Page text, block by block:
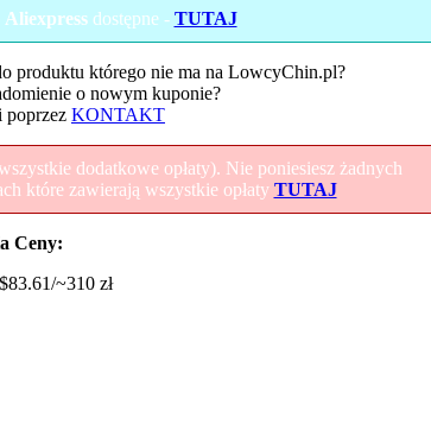
Aliexpressdostępne - TUTAJ
produktu którego nie ma na LowcyChin.pl?
o nowym kuponie?
poprzez KONTAKT
dodatkowe opłaty). Nie poniesiesz żadnych
które zawierają wszystkie opłaty TUTAJ
Ceny:
~310 zł